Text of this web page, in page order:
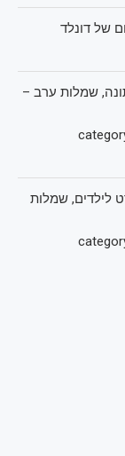
של דונלד
שמלות ערב –
לילדים, שמלות